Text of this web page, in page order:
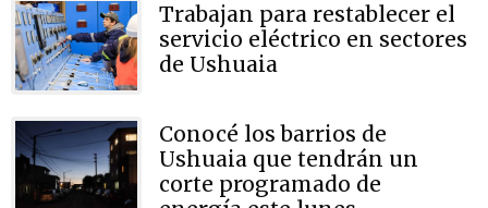
Trabajan para restablecer el
servicio eléctrico en sectores
de Ushuaia
Conocé los barrios de
Ushuaia que tendrán un
corte programado de